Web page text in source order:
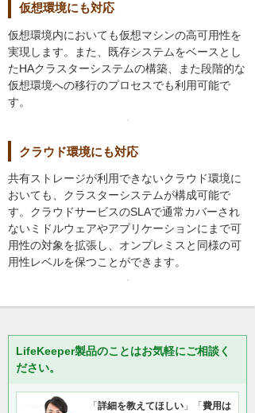
仮想環境にも対応
仮想環境内においても仮想マシンの高可用性を
実現します。また、既存システムをベースとし
たHAクラスターシステムの構築、また段階的な
仮想環境への移行のプロセスでも利用可能で
す。
クラウド環境にも対応
共有ストレージが利用できないクラウド環境に
おいても、クラスターシステムが構成可能で
す。クラウドサービスのSLAで通常カバーされ
ないミドルウェアやアプリケーションにまで可
用性の対象を拡張し、オンプレミスと同様の可
用性レベルを保つことができます。
LifeKeeper製品のことはお気軽にご相談く
ださい。
「 詳細を教えてほしい 」「 費用は